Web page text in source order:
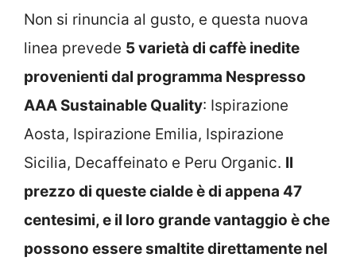
Non si rinuncia al gusto, e questa nuova
linea prevede 5 varietà di caffè inedite
provenienti dal programma Nespresso
AAA Sustainable Quality: Ispirazione
Aosta, Ispirazione Emilia, Ispirazione
Sicilia, Decaffeinato e Peru Organic. Il
prezzo di queste cialde è di appena 47
centesimi, e il loro grande vantaggio è che
possono essere smaltite direttamente nel